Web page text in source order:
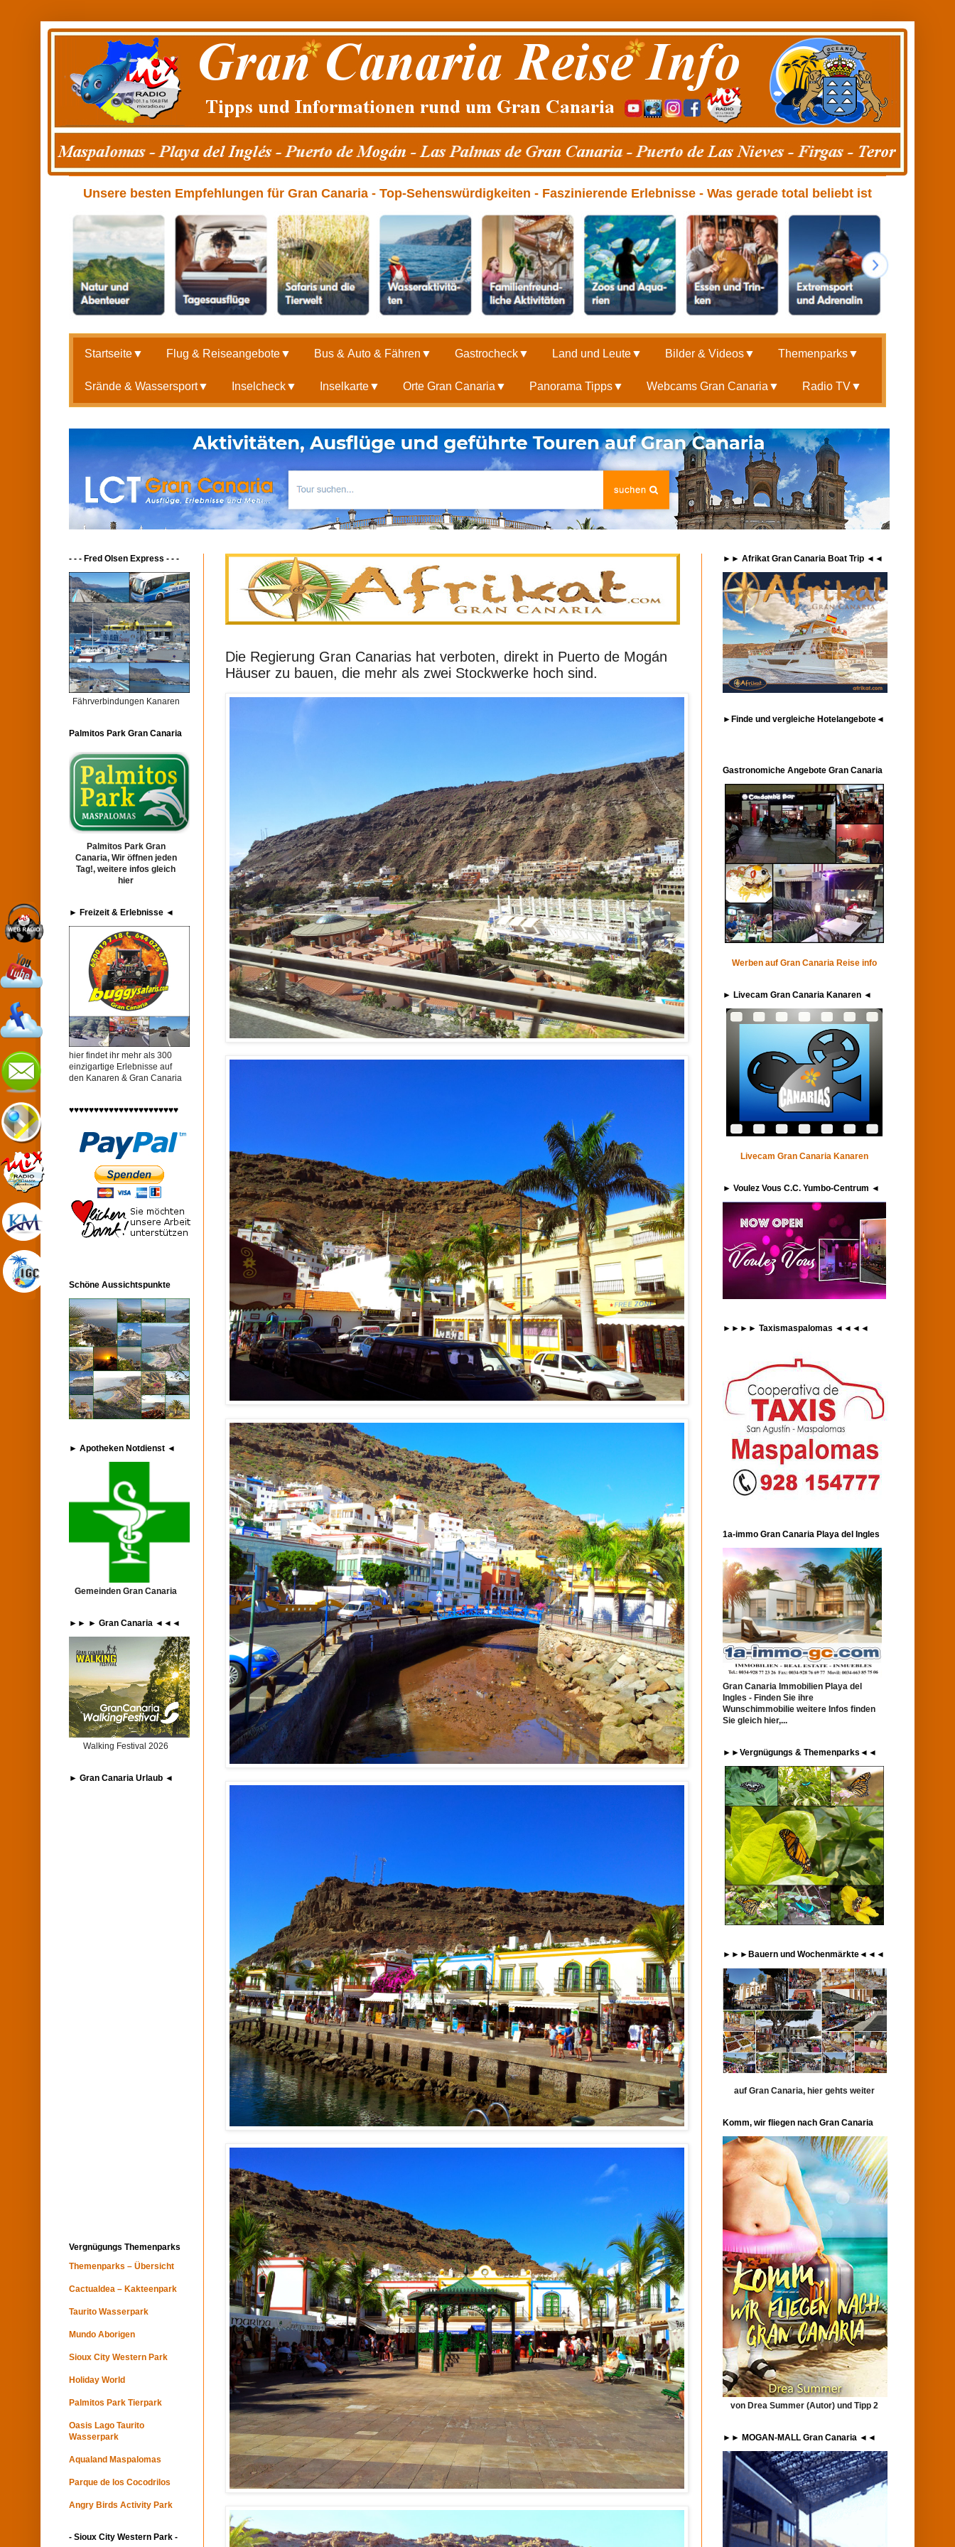
Unsere besten Empfehlungen für Gran Canaria - Top-Sehenswürdigkeiten - Faszinierende Erlebnisse - Was gerade total beliebt ist
Startseite▼ Flug & Reiseangebote▼ Bus & Auto & Fähren ▼ Gastrocheck▼ Land und Leute▼ Bilder & Videos▼ Themenparks▼
Srände & Wassersport▼ Inselcheck▼ Inselkarte▼ Orte Gran Canaria ▼ Panorama Tipps▼ Webcams Gran Canaria ▼ Radio TV▼
Die Regierung Gran Canarias hat verboten, direkt in Puerto de Mogán
Häuser zu bauen, die mehr als zwei Stockwerke hoch sind.
- - - Fred Olsen Express - - -
Fährverbindungen Kanaren
Palmitos Park Gran Canaria
Palmitos Park Gran
Canaria, Wir öffnen jeden
Tag!, weitere infos gleich
hier
► Freizeit & Erlebnisse ◄
hier findet ihr mehr als 300
einzigartige Erlebnisse auf
den Kanaren & Gran Canaria
♥♥♥♥♥♥♥♥♥♥♥♥♥♥♥♥♥♥♥♥♥♥
Schöne Aussichtspunkte
► Apotheken Notdienst ◄
Gemeinden Gran Canaria
►► ► Gran Canaria ◄◄◄
Walking Festival 2026
► Gran Canaria Urlaub ◄
Vergnügungs Themenparks
Themenparks – Übersicht
Cactualdea – Kakteenpark
Taurito Wasserpark
Mundo Aborigen
Sioux City Western Park
Holiday World
Palmitos Park Tierpark
Oasis Lago Taurito
Wasserpark
Aqualand Maspalomas
Parque de los Cocodrilos
Angry Birds Activity Park
- Sioux City Western Park -
►► Afrikat Gran Canaria Boat Trip ◄◄
►Finde und vergleiche Hotelangebote◄
Gastronomiche Angebote Gran Canaria
Werben auf Gran Canaria Reise info
► Livecam Gran Canaria Kanaren ◄
Livecam Gran Canaria Kanaren
► Voulez Vous C.C. Yumbo-Centrum ◄
►►►► Taxismaspalomas ◄◄◄◄
1a-immo Gran Canaria Playa del Ingles
Gran Canaria Immobilien Playa del
Ingles - Finden Sie ihre
Wunschimmobilie weitere Infos finden
Sie gleich hier,...
►►Vergnügungs & Themenparks◄◄
►►►Bauern und Wochenmärkte◄◄◄
auf Gran Canaria, hier gehts weiter
Komm, wir fliegen nach Gran Canaria
von Drea Summer (Autor) und Tipp 2
►► MOGAN-MALL Gran Canaria ◄◄